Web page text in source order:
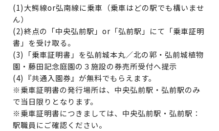
(1)大鰐線or弘南線に乗車（乗車はどの駅でも構いませ
ん）
(2)終点の「中央弘前駅」or「弘前駅」にて「乗車証明
書」を受け取る。
(3)「乗車証明書」を弘前城本丸／北の郭・弘前城植物
園・藤田記念庭園の３施設の券売所受付へ提示
(4)『共通入園券』が無料でもらえます。
※乗車証明書の発行場所は、中央弘前駅・弘前駅のみ
で当日限りとなります。
※乗車証明書につきましては、中央弘前駅・弘前駅：
駅職員にご確認ください。